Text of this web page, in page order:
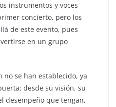
instrumentos y voces
concierto, pero los
de este evento, pues
en un grupo
no se han establecido, ya
desde su visión, su
desempeño que tengan,